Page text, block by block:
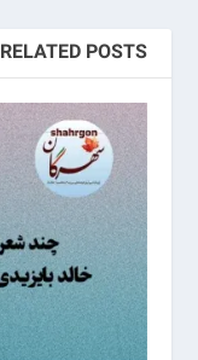
RELATED POSTS